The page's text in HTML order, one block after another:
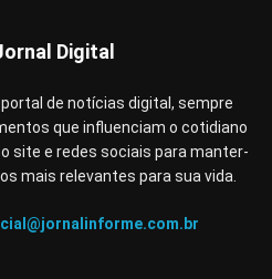
Digital
de notícias digital, sempre
que influenciam o cotidiano
site e redes sociais para manter-
mais relevantes para sua vida.